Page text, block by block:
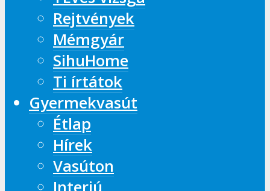
Rejtvények
Mémgyár
SihuHome
Ti írtátok
Gyermekvasút
Étlap
Hírek
Vasúton